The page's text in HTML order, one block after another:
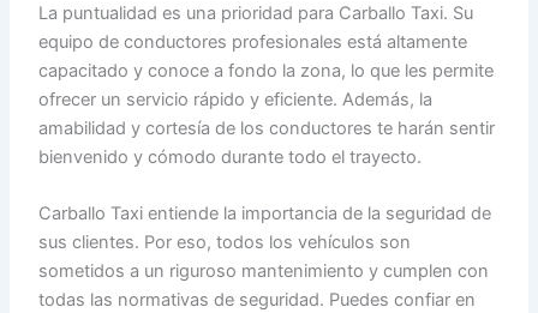
La puntualidad es una prioridad para Carballo Taxi. Su
equipo de conductores profesionales está altamente
capacitado y conoce a fondo la zona, lo que les permite
ofrecer un servicio rápido y eficiente. Además, la
amabilidad y cortesía de los conductores te harán sentir
bienvenido y cómodo durante todo el trayecto.
Carballo Taxi entiende la importancia de la seguridad de
sus clientes. Por eso, todos los vehículos son
sometidos a un riguroso mantenimiento y cumplen con
todas las normativas de seguridad. Puedes confiar en